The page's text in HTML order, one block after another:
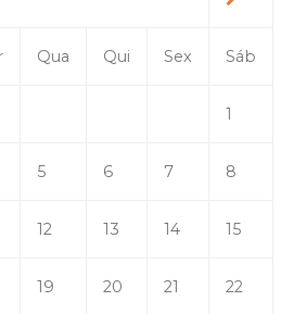
Qua Qui Sex Sáb
1
5 6 7 8
12 13 14 15
19 20 21 22